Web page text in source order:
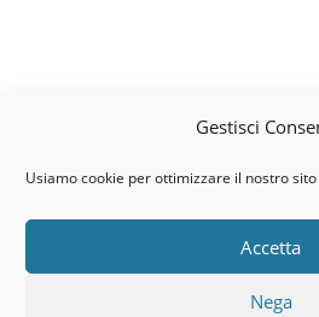
Gestisci
Usiamo cookie per ottimizzare il nostro
Accetta
Nega
Via dell’artigianato,